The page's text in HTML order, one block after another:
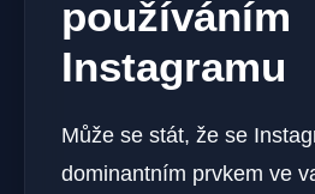
používáním
Instagramu
Může se stát, že se
dominantním prvkem ve